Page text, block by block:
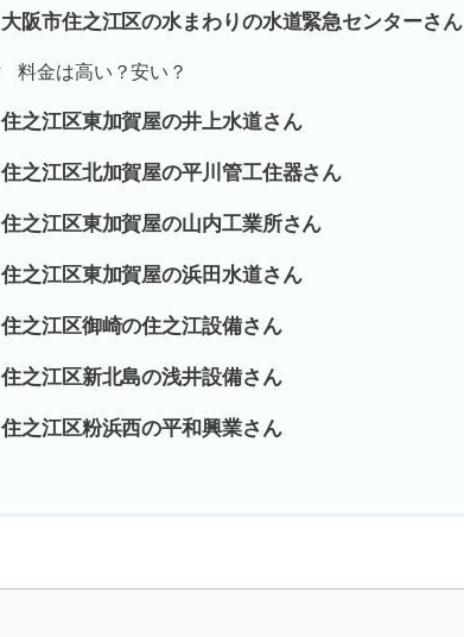
大阪市住之江区の水まわりの水道緊急センターさん
料金は高い？安い？
住之江区東加賀屋の井上水道さん
住之江区北加賀屋の平川管工住器さん
住之江区東加賀屋の山内工業所さん
住之江区東加賀屋の浜田水道さん
住之江区御崎の住之江設備さん
住之江区新北島の浅井設備さん
住之江区粉浜西の平和興業さん